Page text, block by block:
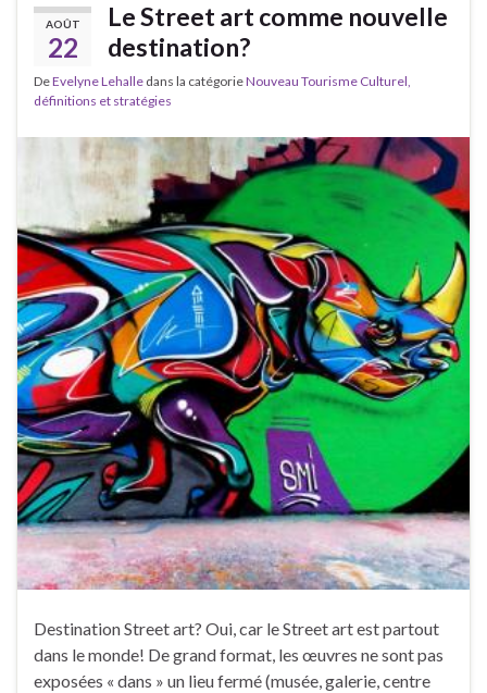
AOÛT
22
Le Street art comme nouvelle
destination?
DeEvelyne Lehalle dans la catégorieNouveau Tourisme Culturel,
définitions et stratégies
Destination Street art? Oui, car le Street art est partout
dans le monde! De grand format, les œuvres ne sont pas
exposées « dans » un lieu fermé (musée, galerie, centre